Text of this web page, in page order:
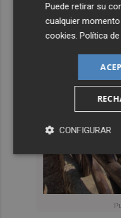
Puede retirar su
cualquier
cookies .Política
CONFIGURAR